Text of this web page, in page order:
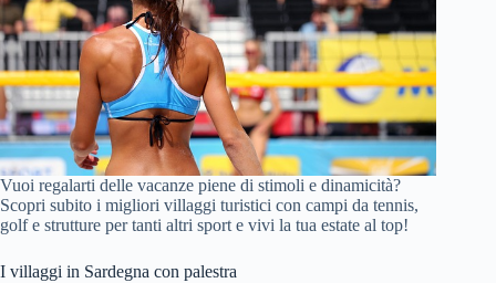
Vuoi regalarti delle vacanze piene di stimoli e dinamicità?
Scopri subito i migliori villaggi turistici con campi da tennis,
golf e strutture per tanti altri sport e vivi la tua estate al top!
I villaggi in Sardegna con palestra